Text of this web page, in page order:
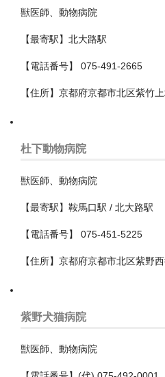
久喜市
児玉郡上里町
児玉郡神川町
児玉郡美里町
入間郡三芳町
入間郡毛呂山町
入間郡越生町
八潮市
加須市
北葛飾郡杉戸町
北葛飾郡松伏町
獣医師、動物病院
【最寄駅】北大路駅
【電話番号】 075-491-2665
【住所】京都府京都市北区紫竹
杜下動物病院
獣医師、動物病院
【最寄駅】鞍馬口駅 / 北大路駅
【電話番号】 075-451-5225
【住所】京都府京都市北区紫野
紫野犬猫病院
獣医師、動物病院